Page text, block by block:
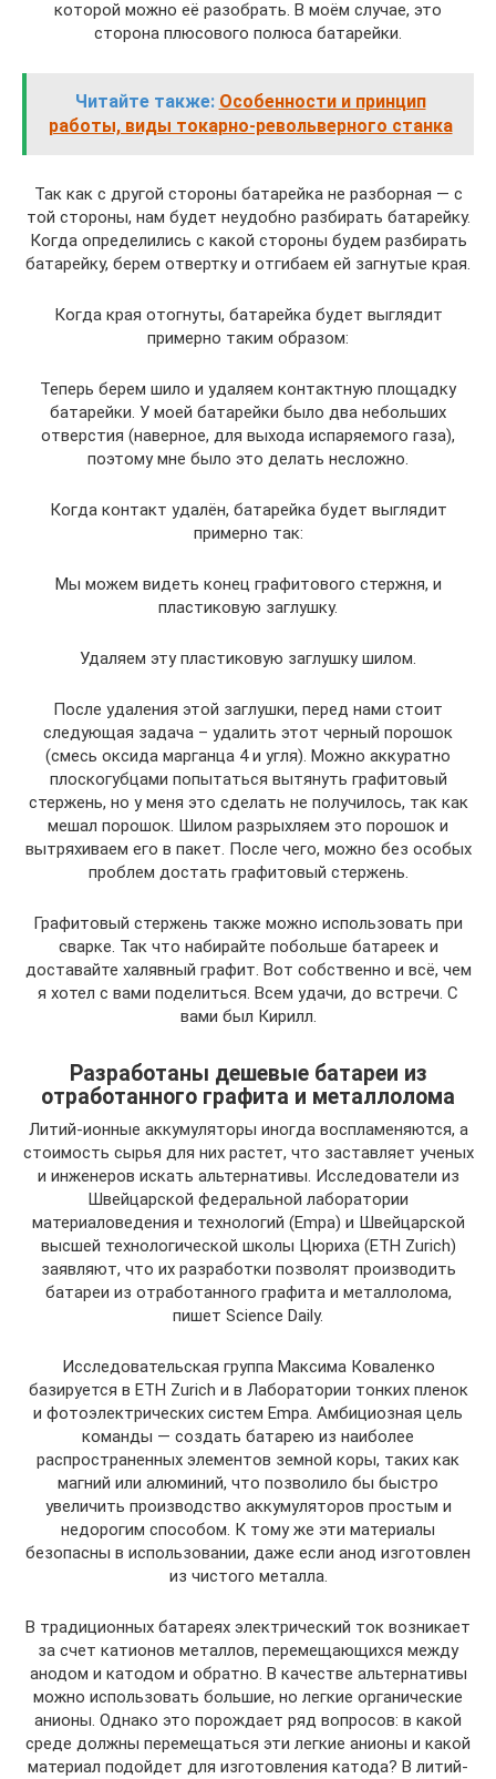
которой можно её разобрать. В моём случае, это
сторона плюсового полюса батарейки.
Читайте также: Особенности и принцип
работы, виды токарно-револьверного станка
Так как с другой стороны батарейка не разборная — с
той стороны, нам будет неудобно разбирать батарейку.
Когда определились с какой стороны будем разбирать
батарейку, берем отвертку и отгибаем ей загнутые края.
Когда края отогнуты, батарейка будет выглядит
примерно таким образом:
Теперь берем шило и удаляем контактную площадку
батарейки. У моей батарейки было два небольших
отверстия (наверное, для выхода испаряемого газа),
поэтому мне было это делать несложно.
Когда контакт удалён, батарейка будет выглядит
примерно так:
Мы можем видеть конец графитового стержня, и
пластиковую заглушку.
Удаляем эту пластиковую заглушку шилом.
После удаления этой заглушки, перед нами стоит
следующая задача – удалить этот черный порошок
(смесь оксида марганца 4 и угля). Можно аккуратно
плоскогубцами попытаться вытянуть графитовый
стержень, но у меня это сделать не получилось, так как
мешал порошок. Шилом разрыхляем это порошок и
вытряхиваем его в пакет. После чего, можно без особых
проблем достать графитовый стержень.
Графитовый стержень также можно использовать при
сварке. Так что набирайте побольше батареек и
доставайте халявный графит. Вот собственно и всё, чем
я хотел с вами поделиться. Всем удачи, до встречи. С
вами был Кирилл.
Разработаны дешевые батареи из
отработанного графита и металлолома
Литий-ионные аккумуляторы иногда воспламеняются, а
стоимость сырья для них растет, что заставляет ученых
и инженеров искать альтернативы. Исследователи из
Швейцарской федеральной лаборатории
материаловедения и технологий (Empa) и Швейцарской
высшей технологической школы Цюриха (ETH Zurich)
заявляют, что их разработки позволят производить
батареи из отработанного графита и металлолома,
пишет Science Daily.
Исследовательская группа Максима Коваленко
базируется в ETH Zurich и в Лаборатории тонких пленок
и фотоэлектрических систем Empa. Амбициозная цель
команды — создать батарею из наиболее
распространенных элементов земной коры, таких как
магний или алюминий, что позволило бы быстро
увеличить производство аккумуляторов простым и
недорогим способом. К тому же эти материалы
безопасны в использовании, даже если анод изготовлен
из чистого металла.
В традиционных батареях электрический ток возникает
за счет катионов металлов, перемещающихся между
анодом и катодом и обратно. В качестве альтернативы
можно использовать большие, но легкие органические
анионы. Однако это порождает ряд вопросов: в какой
среде должны перемещаться эти легкие анионы и какой
материал подойдет для изготовления катода? В литий-